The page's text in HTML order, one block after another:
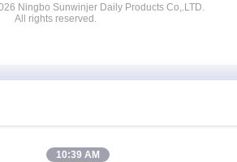
Ningbo Sunwinjer Daily Products Co,.LTD.
All rights reserved.
10:39 AM